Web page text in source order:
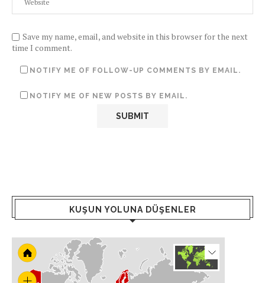
Save my name, email, and website in this browser for the next
time I comment.
NOTIFY ME OF FOLLOW-UP COMMENTS BY EMAIL.
NOTIFY ME OF NEW POSTS BY EMAIL.
KUŞUN YOLUNA DÜŞENLER